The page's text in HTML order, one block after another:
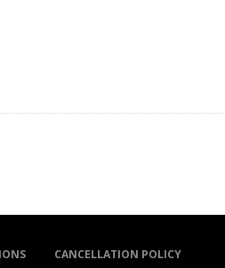
CANCELLATION POLICY